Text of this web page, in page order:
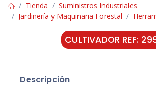
Tienda
Suministros Industriales
Jardinería y Maquinaria Forestal
CULTIVADOR REF:
Descripción